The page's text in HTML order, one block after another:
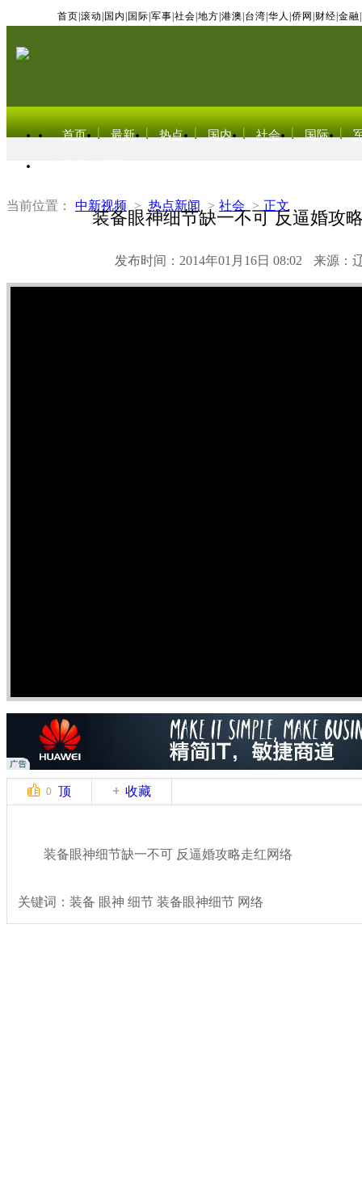
首页 滚动 国内 国际 军事 社会 地方 港澳 台湾 华人 侨网 财经 金融
首页 最新 热点 国内 社会 国际
当前位置： 中新视频 > 热点新闻 > 社会 > 正文
装备眼神细节缺一不可 反逼婚攻
发布时间：2014年01月16日 08:02 来源：
0 顶 收藏
装备眼神细节缺一不可 反逼婚攻略走红网络
关键词：装备 眼神 细节 装备眼神细节 网络